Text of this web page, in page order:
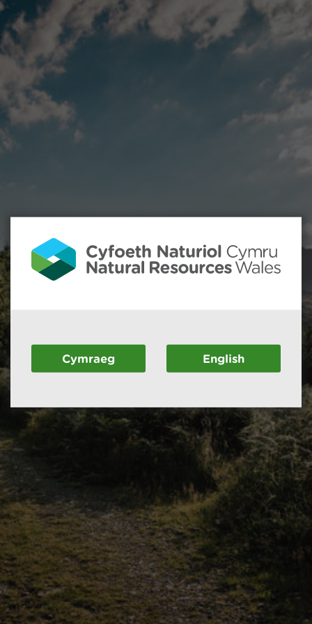
Cymraeg English